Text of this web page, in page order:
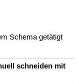
Schema getätigt
schneiden mit